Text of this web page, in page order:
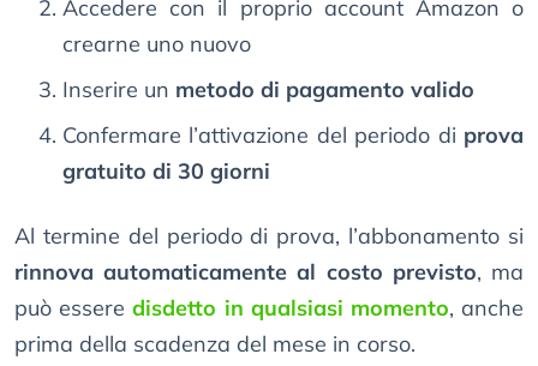
Accedere con il proprio account Amazon o
crearne uno nuovo
Inserire un metodo di pagamento valido
Confermare l’attivazione del periodo di prova
gratuito di 30 giorni
Al termine del periodo di prova, l’abbonamento si
rinnova automaticamente al costo previsto, ma
può esseredisdetto in qualsiasi momento, anche
prima della scadenza del mese in corso.